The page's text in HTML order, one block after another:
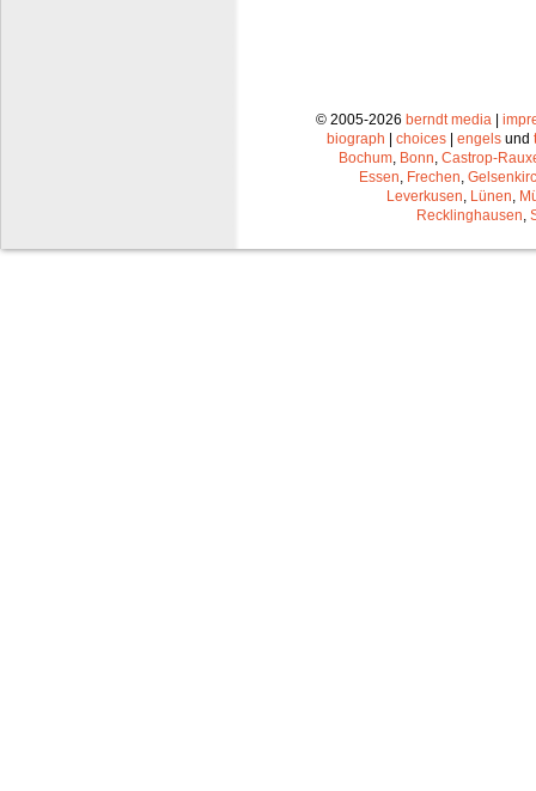
© 2005-2026 berndt media |
biograph | choices | engels und
Bochum Bonn Castrop-
Essen Frechen
Leverkusen Lünen
Recklinghausen